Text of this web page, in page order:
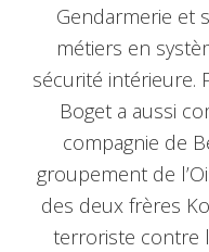
Gendarmerie et
métiers en
sécurité intérieure.
Boget a aussi
compagnie de
groupement de
des deux frères
terroriste contre